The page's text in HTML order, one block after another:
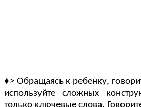
♦> Обращаясь к ребенку,
используйте сложных